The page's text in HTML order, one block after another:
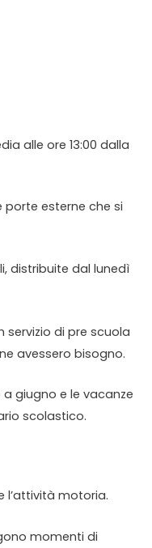
alle ore 13:00 dalla
porte esterne che si
distribuite dal lunedì
servizio di pre scuola
avessero bisogno.
giugno e le vacanze
scolastico.
l’attività motoria.
momenti di